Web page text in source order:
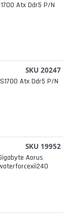
Atx Ddr5 P/n
SKU 20247
Atx Ddr5 P/n
SKU 19952
Aorus